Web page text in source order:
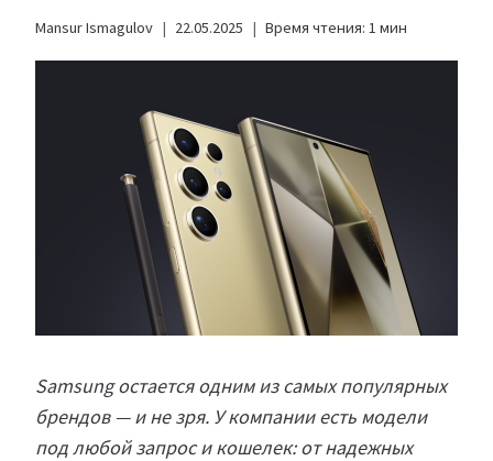
Mansur Ismagulov 22.05.2025 Время чтения: 1 мин
Samsung остается одним из самых популярных
брендов — и не зря. У компании есть модели
под любой запрос и кошелек: от надежных